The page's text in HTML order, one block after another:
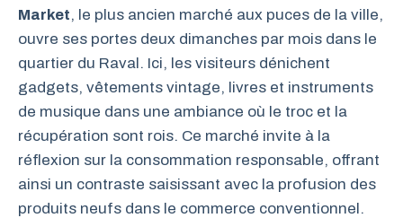
Market, le plus ancien marché aux puces de la ville,
ouvre ses portes deux dimanches par mois dans le
quartier du Raval. Ici, les visiteurs dénichent
gadgets, vêtements vintage, livres et instruments
de musique dans une ambiance où le troc et la
récupération sont rois. Ce marché invite à la
réflexion sur la consommation responsable, offrant
ainsi un contraste saisissant avec la profusion des
produits neufs dans le commerce conventionnel.